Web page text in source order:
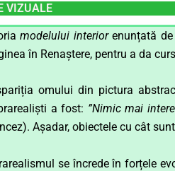
VIZUALE
modelului interiorenunțată de
în Renaștere, pentru a da
omului din pictura
a fost: ”Nimic mai
Așadar, obiectele cu cât
se încrede în forțele